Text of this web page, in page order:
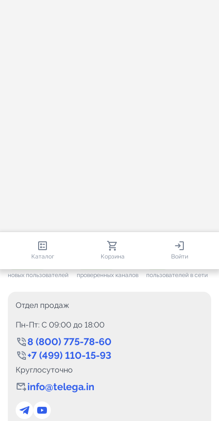
Каталог Корзина Войти
813 230
новых пользователей проверенных каналов пользователей в сети
Отдел продаж
Пн-Пт: C 09:00 до 18:00
8 (800) 775-78-60
+7 (499) 110-15-93
Круглосуточно
info@telega.in